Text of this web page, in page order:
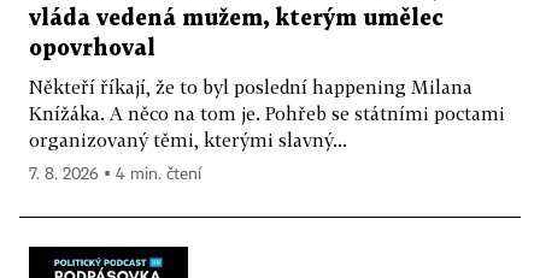
vláda vedená mužem, kterým umělec
opovrhoval
Někteří říkají, že to byl poslední happening Milana
Knížáka. A něco na tom je. Pohřeb se státními poctami
organizovaný těmi, kterými slavný...
7. 8. 2026 ▪ 4 min. čtení